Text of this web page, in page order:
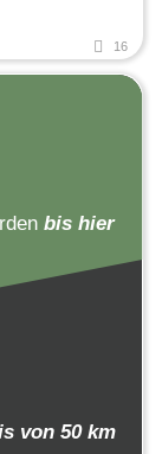
16
bis hier
von 50 km